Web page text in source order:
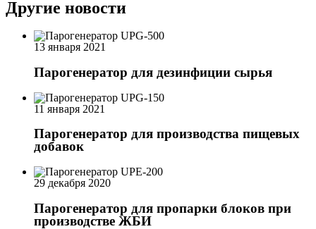
Другие новости
13 января 2021
Парогенератор для дезинфиции сырья
11 января 2021
Парогенератор для производства пищевых
добавок
29 декабря 2020
Парогенератор для пропарки блоков при
производстве ЖБИ